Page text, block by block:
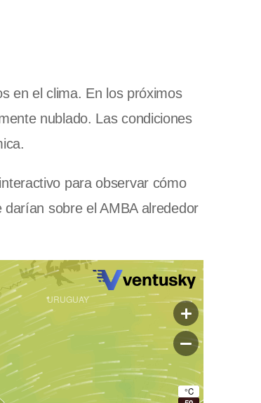
en el clima. En los próximos
nublado. Las condiciones
para observar cómo
sobre el AMBA alrededor